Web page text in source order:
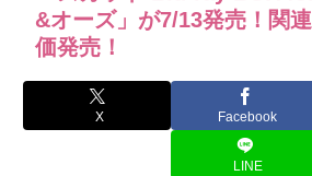
&オーズ」が7/13発売！関
価発売！
X Facebook
LINE